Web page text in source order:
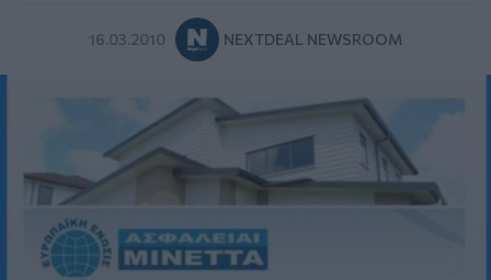
16.03.2010 NEXTDEAL NEWSROOM